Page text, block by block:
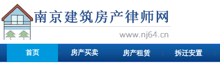
首页 房产买卖 房产租赁 拆迁安置